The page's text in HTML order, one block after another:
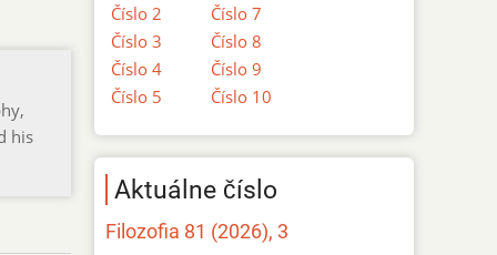
his
Číslo 2
Číslo 3
Číslo 4
Číslo 5
Číslo 7
Číslo 8
Číslo 9
Číslo 10
Aktuálne číslo
Filozofia 81 (2026), 3